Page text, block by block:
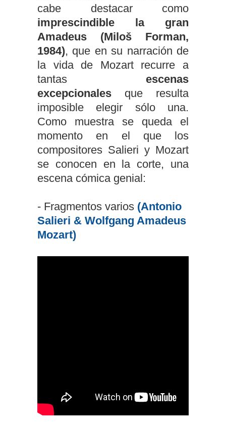
cabe destacar como
imprescindible la gran
Amadeus
(Miloš Forman,
1984), que en su narración de
la vida de Mozart recurre a
tantas escenas
excepcionales que resulta
imposible elegir sólo una.
Como muestra se queda el
momento en el que los
compositores Salieri y Mozart
se conocen en la corte, una
escena cómica genial:
- Fragmentos varios (Antonio
Salieri & Wolfgang Amadeus
Mozart)